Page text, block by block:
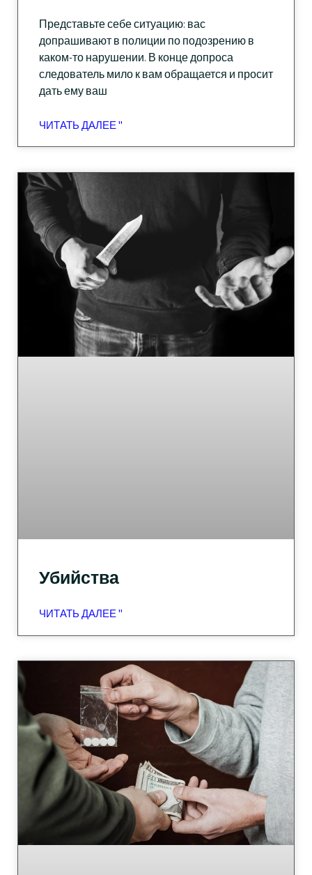
Представьте себе ситуацию: вас
допрашивают в полиции по подозрению в
каком-то нарушении. В конце допроса
следователь мило к вам обращается и просит
дать ему ваш
ЧИТАТЬ ДАЛЕЕ "
Убийства
ЧИТАТЬ ДАЛЕЕ "